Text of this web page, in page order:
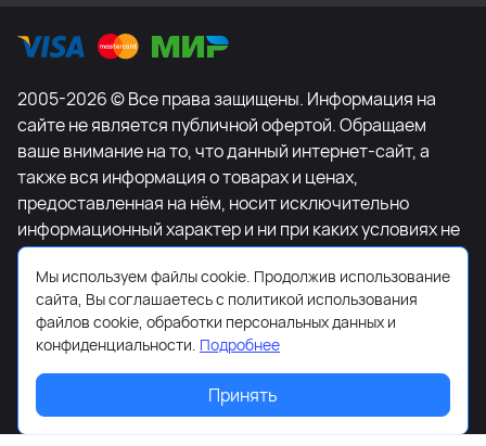
2005-2026 © Все права защищены. Информация на
сайте не является публичной офертой. Обращаем
ваше внимание на то, что данный интернет-сайт, а
также вся информация о товарах и ценах,
предоставленная на нём, носит исключительно
информационный характер и ни при каких условиях не
является публичной офертой, определяемой
положениями Статьи 437 Гражданского кодекса
Российской Федерации. Для получения подробной
информации о наличии и стоимости указанных
товаров и (или) услуг, пожалуйста, обращайтесь к
менеджеру сайта с помощью специальной формы
связи или по телефону +7-495-627-77-11.
Мы используем файлы cookie. Продолжив использование
сайта, Вы соглашаетесь с политикой использования
файлов cookie, обработки персональных данных и
конфиденциальности. Подробнее
Принять